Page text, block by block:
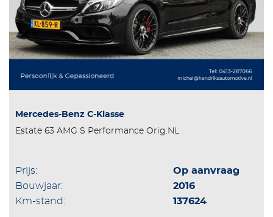
Mercedes-Benz C-Klasse
Estate 63 AMG S Performance Orig.NL
Prijs:
Op aanvraag
Bouwjaar:
2016
Km-stand:
137624